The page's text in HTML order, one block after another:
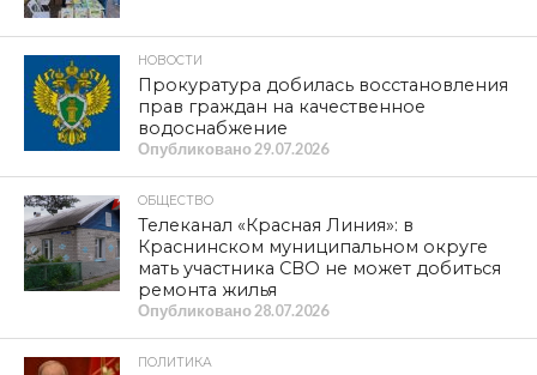
НОВОСТИ
Прокуратура добилась восстановления
прав граждан на качественное
водоснабжение
Опубликовано 29.07.2026
ОБЩЕСТВО
Телеканал «Красная Линия»: в
Краснинском муниципальном округе
мать участника СВО не может добиться
ремонта жилья
Опубликовано 28.07.2026
ПОЛИТИКА